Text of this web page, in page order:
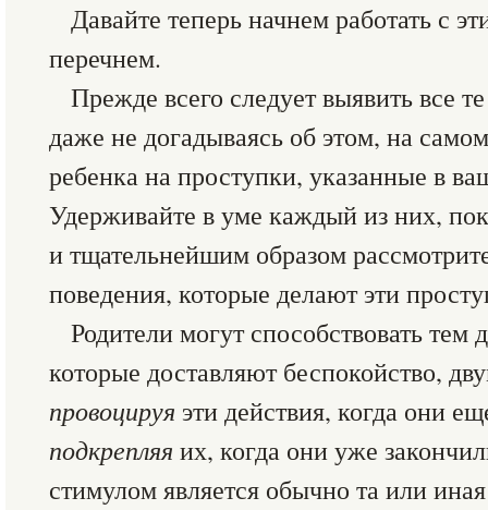
Давайте теперь начнем работать с
перечнем.
Прежде всего следует выявить все
даже не догадываясь об этом, на
ребенка на проступки, указанные в
Удерживайте в уме каждый из них,
и тщательнейшим образом
поведения, которые делают эти
Родители могут способствовать тем
которые доставляют беспокойство,
провоцируя эти действия, когда они
подкрепляя их, когда они уже
стимулом является обычно та или